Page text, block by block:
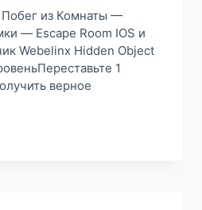
Побег из Комнаты —
— Escape Room IOS и
Webelinx Hidden Object
1
верное